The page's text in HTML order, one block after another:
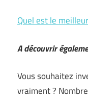
Quel est le
A découvrir
Vous souhaitez
vraiment ?